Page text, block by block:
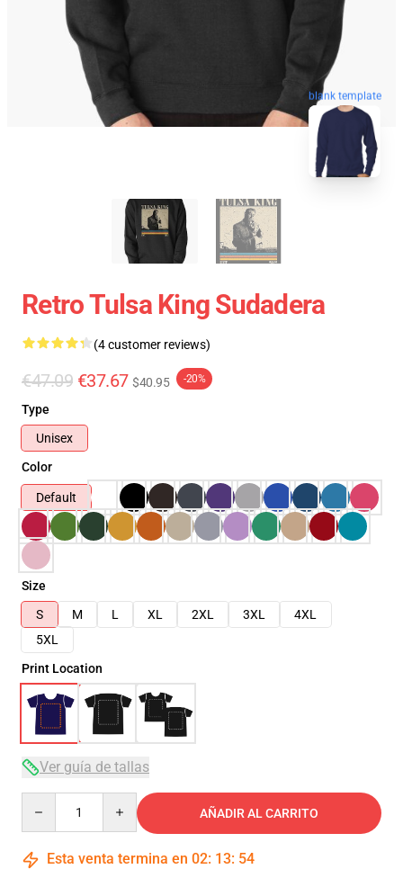
blank template
Retro Tulsa King Sudadera
(4 customer reviews)
€47.09 €37.67 $40.95 -20%
Type
Unisex
Color
Default
Size
S
M L XL 2XL 3XL
4XL
5XL
Print Location
Ver guía de tallas
AÑADIR AL CARRITO
Esta venta termina en 02: 13: 53